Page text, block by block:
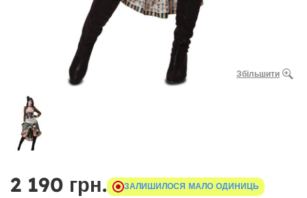
Збільшити
2 190 грн. ЗАЛИШИЛОСЯ МАЛО ОДИНИЦЬ